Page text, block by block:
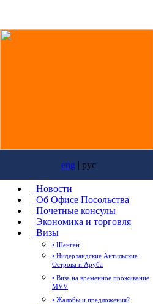
eng | рус
Новости
Об Офисе Посольства
Почетные консулы
Экономика и торговля
Визы
• Шенген
• Нидерландские Антильские
Острова и Аруба
• Виза на временное проживание
MVV
• Жалобы и предложения?